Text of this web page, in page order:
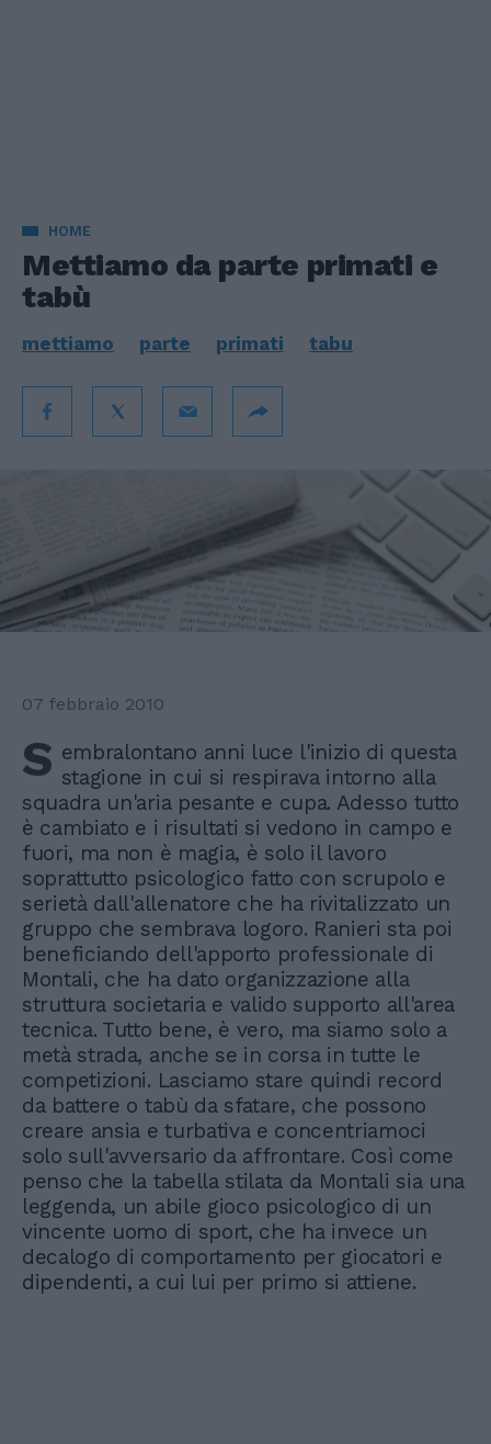
HOME
Mettiamo da parte primati e
tabù
mettiamo parte primati tabu
07 febbraio 2010
S embralontano anni luce l'inizio di questa
stagione in cui si respirava intorno alla
squadra un'aria pesante e cupa. Adesso tutto
è cambiato e i risultati si vedono in campo e
fuori, ma non è magia, è solo il lavoro
soprattutto psicologico fatto con scrupolo e
serietà dall'allenatore che ha rivitalizzato un
gruppo che sembrava logoro. Ranieri sta poi
beneficiando dell'apporto professionale di
Montali, che ha dato organizzazione alla
struttura societaria e valido supporto all'area
tecnica. Tutto bene, è vero, ma siamo solo a
metà strada, anche se in corsa in tutte le
competizioni. Lasciamo stare quindi record
da battere o tabù da sfatare, che possono
creare ansia e turbativa e concentriamoci
solo sull'avversario da affrontare. Così come
penso che la tabella stilata da Montali sia una
leggenda, un abile gioco psicologico di un
vincente uomo di sport, che ha invece un
decalogo di comportamento per giocatori e
dipendenti, a cui lui per primo si attiene.